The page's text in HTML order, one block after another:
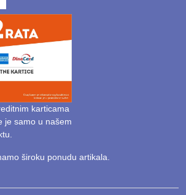
karticama
je samo u našem
široku ponudu artikala.